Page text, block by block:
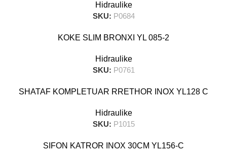
Hidraulike
SKU: P0684
KOKE SLIM BRONXI YL 085-2
Hidraulike
SKU: P0761
SHATAF KOMPLETUAR RRETHOR INOX YL128 C
Hidraulike
SKU: P1015
SIFON KATROR INOX 30CM YL156-C